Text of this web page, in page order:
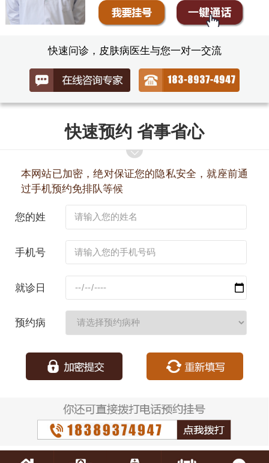
快速问诊，皮肤病医生与您一对一交流
快速预约 省事省心
本网站已加密，绝对保证您的隐私安全，就座前通
过手机预约免排队等候
您的姓
手机号
就诊日
预约病